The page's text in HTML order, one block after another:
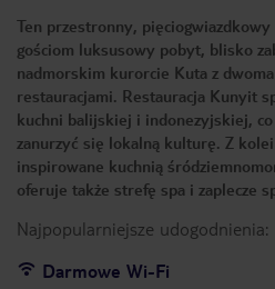
Ten przestronny,
gościom luksusowy pobyt, blisko
nadmorskim kurorcie Kuta z
restauracjami. Restauracja Kunyit
kuchni balijskiej i indonezyjskiej,
zanurzyć się lokalną kulturę. Z kolei
inspirowane kuchnią
oferuje także strefę spa i zaplecze
Najpopularniejsze udogodnienia:
Darmowe Wi-Fi